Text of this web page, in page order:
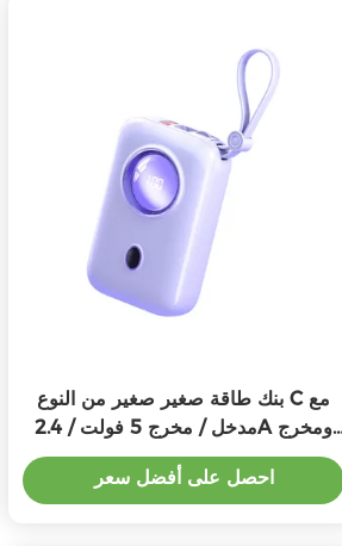
بنك طاقة صغير صغير من النوع C مع
مدخل / مخرج 5 فولت / 2.4A ومخرج
لاسلكي 5W / 7.5W
احصل على أفضل سعر